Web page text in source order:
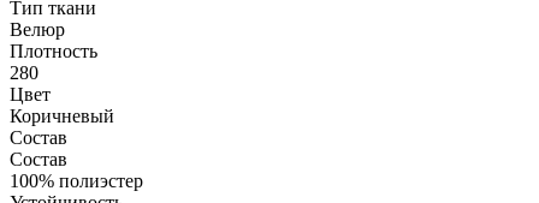
Тип ткани
Велюр
Плотность
280
Цвет
Коричневый
Состав
Состав
100% полиэстер